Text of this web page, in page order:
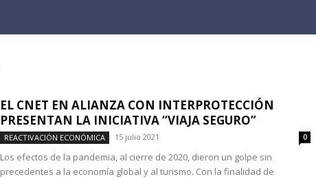
EL CNET EN ALIANZA CON INTERPROTECCIÓN
PRESENTAN LA INICIATIVA “VIAJA SEGURO”
REACTIVACIÓN ECONÓMICA 15 julio 2021 0
Los efectos de la pandemia, al cierre de 2020, dieron un golpe sin
precedentes a la economía global y al turismo. Con la finalidad de